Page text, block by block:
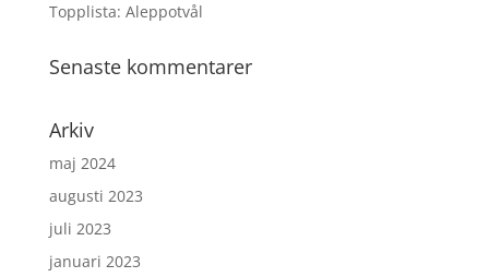
Topplista: Aleppotvål
Senaste kommentarer
Arkiv
maj 2024
augusti 2023
juli 2023
januari 2023